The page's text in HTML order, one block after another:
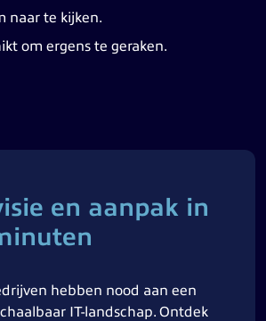
naar te kijken.
om ergens te geraken.
en aanpak in
hebben nood aan een
IT-landschap. Ontdek